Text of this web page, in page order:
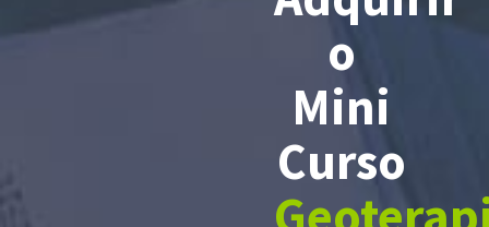
o
Mini
Curso